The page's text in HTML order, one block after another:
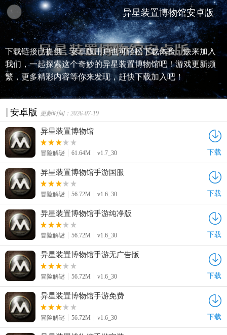
《异星装置博物馆》是一款充满科幻色彩的游戏，带你探索
神秘的异星装置，感受宇宙的奥秘与魅力。游戏画面精美，
音效逼真，玩法丰富多样，让你仿佛置身于异星世界。最新
下载链接已提供，安卓版用户也可轻松下载体验。快来加入
我们，一起探索这个奇妙的异星装置博物馆吧！游戏更新频
繁，更多精彩内容等你来发现，赶快下载加入吧！
异星装置博物馆安卓版
安卓版 更新时间：2026-07-19
异星装置博物馆
冒险解谜 61.64M v1.7_30 下载
异星装置博物馆手游国服
冒险解谜 56.72M v1.6_30 下载
异星装置博物馆手游纯净版
冒险解谜 56.72M v1.6_30 下载
异星装置博物馆手游无广告版
冒险解谜 56.72M v1.6_30 下载
异星装置博物馆手游免费
冒险解谜 56.72M v1.6_30 下载